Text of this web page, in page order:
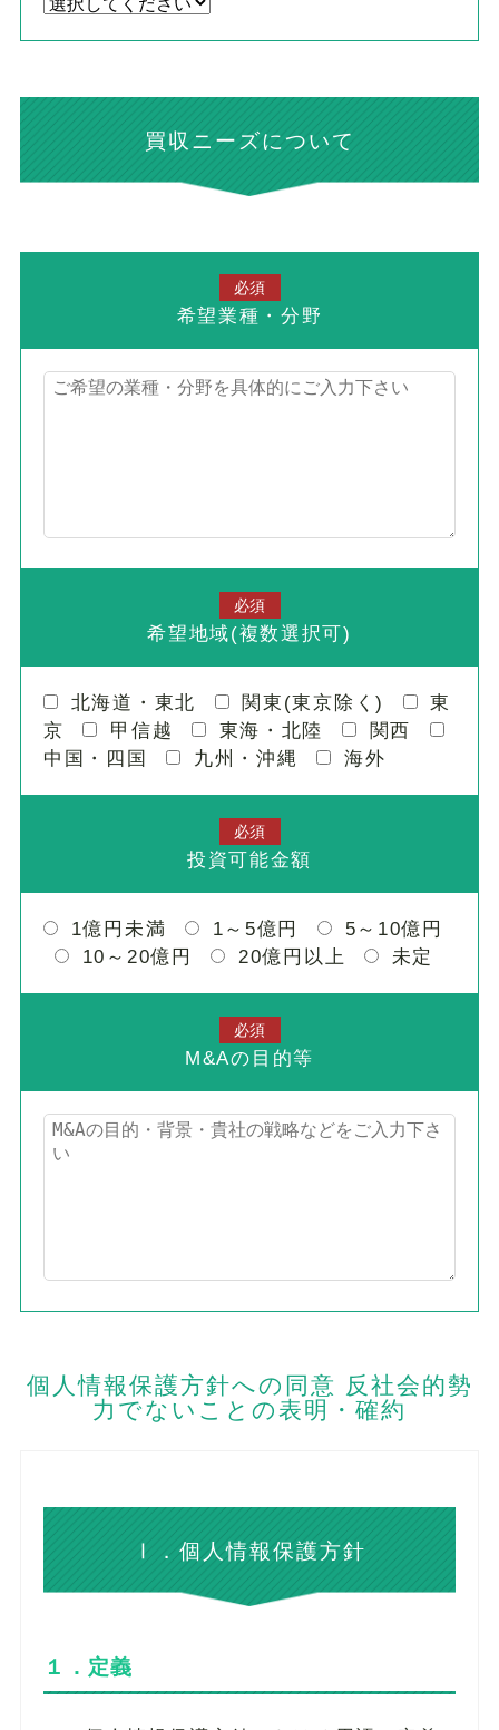
買収ニーズについて
必須
希望業種・分野
必須
希望地域(複数選択可)
北海道・東北 関東(東京除く)
東
京
甲信越 東海・北陸
関西
中国・四国
九州・沖縄 海外
必須
投資可能金額
1億円未満 1～5億円
5～10億円
10～20億円
20億円以上 未定
必須
M&Aの目的等
個人情報保護方針への同意 反社会的勢
力でないことの表明・確約
Ⅰ．個人情報保護方針
１．定義